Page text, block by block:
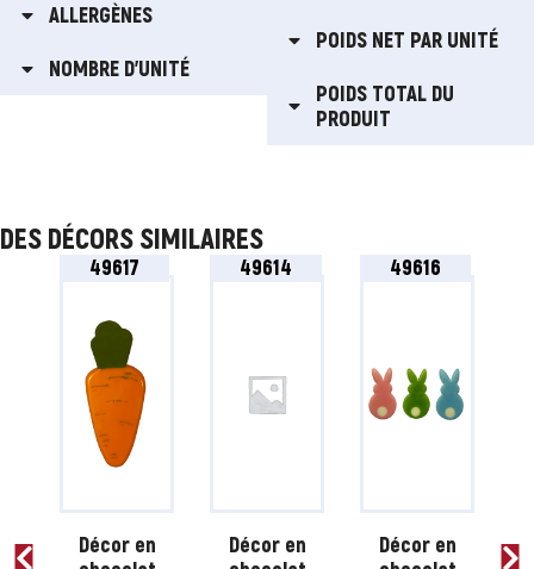
ALLERGÈNES
NOMBRE D'UNITÉ
POIDS NET PAR UNITÉ
POIDS TOTAL DU
PRODUIT
DES DÉCORS SIMILAIRES
49617
Décor en
49614
Décor en
49616
Décor en